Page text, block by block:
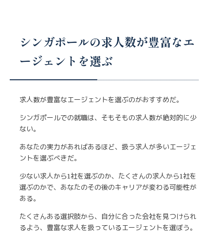
シンガポールの求人数が豊富なエ
ージェントを選ぶ
求人数が豊富なエージェントを選ぶのがおすすめだ。
シンガポールでの就職は、そもそもの求人数が絶対的に少
ない。
あなたの実力があればあるほど、扱う求人が多いエージェ
ントを選ぶべきだ。
少ない求人から1社を選ぶのか、たくさんの求人から1社を
選ぶのかで、あなたのその後のキャリアが変わる可能性が
ある。
たくさんある選択肢から、自分に合った会社を見つけられ
るよう、豊富な求人を扱っているエージェントを選ぼう。